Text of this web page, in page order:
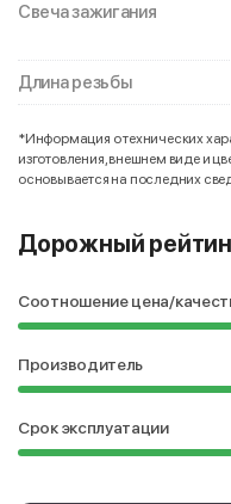
Свеча зажигания
Длина резьбы
*Информация о технических
изготовления, внешнем виде и
основывается на последних
Дорожный
Соотношение цена/
Производитель
Срок эксплуатации